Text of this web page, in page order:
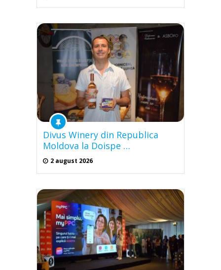
Divus Winery din Republica
Moldova la Doispe …
2 august 2026